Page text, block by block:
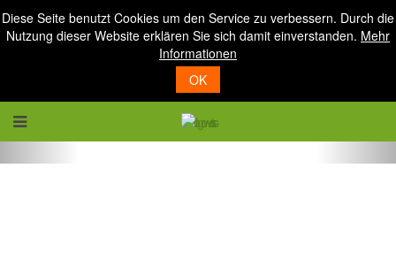
Diese Seite benutzt Cookies um den Service zu verbessern. Durch die
Nutzung dieser Website erklären Sie sich damit einverstanden. Mehr
Informationen
OK